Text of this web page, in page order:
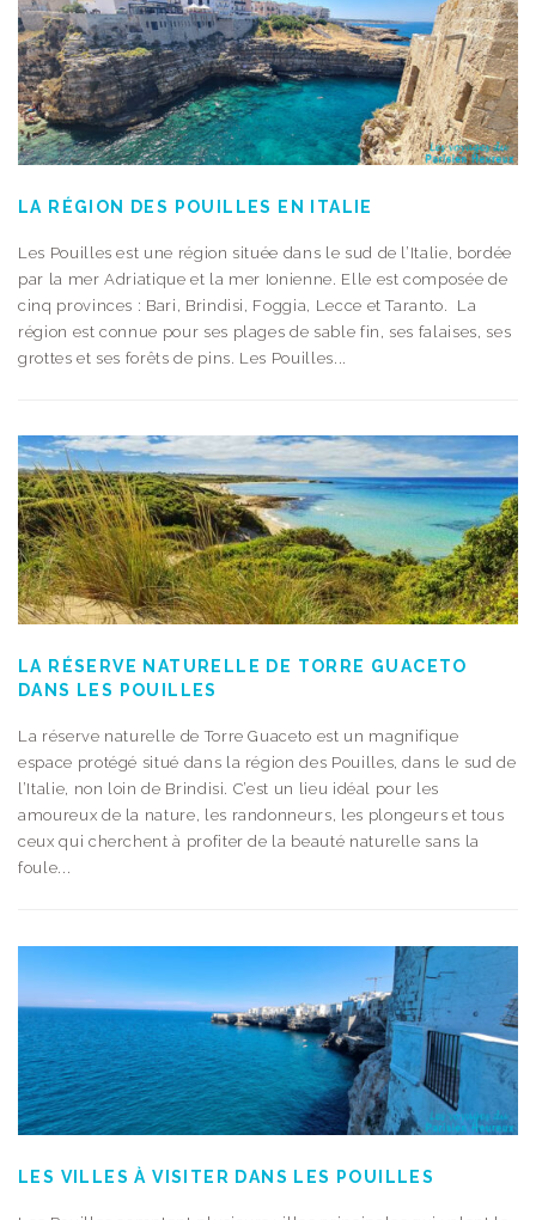
LA RÉGION DES POUILLES EN ITALIE
Les Pouilles est une région située dans le sud de l’Italie, bordée
par la mer Adriatique et la mer Ionienne. Elle est composée de
cinq provinces : Bari, Brindisi, Foggia, Lecce et Taranto. La
région est connue pour ses plages de sable fin, ses falaises, ses
grottes et ses forêts de pins. Les Pouilles...
LA RÉSERVE NATURELLE DE TORRE GUACETO
DANS LES POUILLES
La réserve naturelle de Torre Guaceto est un magnifique
espace protégé situé dans la région des Pouilles, dans le sud de
l’Italie, non loin de Brindisi. C’est un lieu idéal pour les
amoureux de la nature, les randonneurs, les plongeurs et tous
ceux qui cherchent à profiter de la beauté naturelle sans la
foule...
LES VILLES À VISITER DANS LES POUILLES